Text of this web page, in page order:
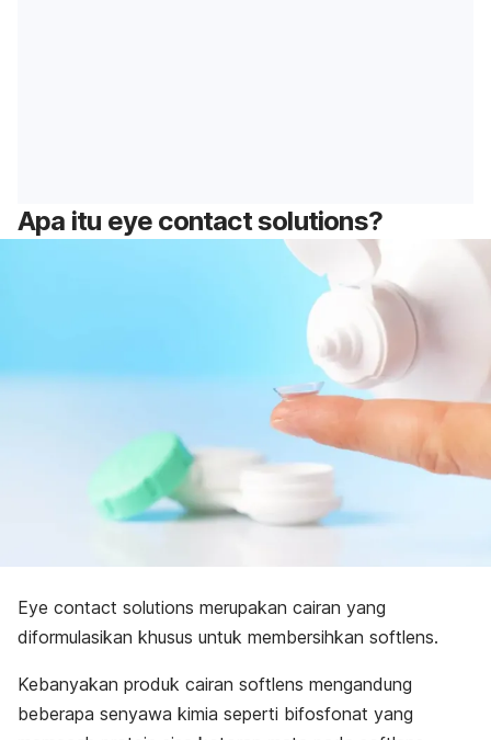
Apa itu eye contact solutions?
Eye contact solutions merupakan cairan yang
diformulasikan khusus untuk membersihkan softlens.
Kebanyakan produk cairan softlens mengandung
beberapa senyawa kimia seperti bifosfonat yang